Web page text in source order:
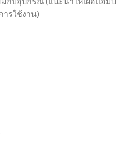
ารใช้งาน)